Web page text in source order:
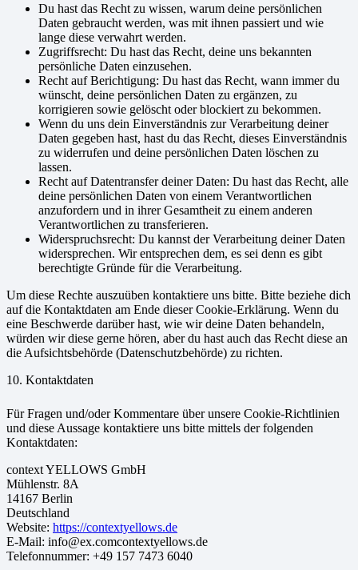
Du hast das Recht zu wissen, warum deine persönlichen
Daten gebraucht werden, was mit ihnen passiert und wie
lange diese verwahrt werden.
Zugriffsrecht: Du hast das Recht, deine uns bekannten
persönliche Daten einzusehen.
Recht auf Berichtigung: Du hast das Recht, wann immer du
wünscht, deine persönlichen Daten zu ergänzen, zu
korrigieren sowie gelöscht oder blockiert zu bekommen.
Wenn du uns dein Einverständnis zur Verarbeitung deiner
Daten gegeben hast, hast du das Recht, dieses Einverständnis
zu widerrufen und deine persönlichen Daten löschen zu
lassen.
Recht auf Datentransfer deiner Daten: Du hast das Recht, alle
deine persönlichen Daten von einem Verantwortlichen
anzufordern und in ihrer Gesamtheit zu einem anderen
Verantwortlichen zu transferieren.
Widerspruchsrecht: Du kannst der Verarbeitung deiner Daten
widersprechen. Wir entsprechen dem, es sei denn es gibt
berechtigte Gründe für die Verarbeitung.
Um diese Rechte auszuüben kontaktiere uns bitte. Bitte beziehe dich
auf die Kontaktdaten am Ende dieser Cookie-Erklärung. Wenn du
eine Beschwerde darüber hast, wie wir deine Daten behandeln,
würden wir diese gerne hören, aber du hast auch das Recht diese an
die Aufsichtsbehörde (Datenschutzbehörde) zu richten.
10. Kontaktdaten
Für Fragen und/oder Kommentare über unsere Cookie-Richtlinien
und diese Aussage kontaktiere uns bitte mittels der folgenden
Kontaktdaten:
context YELLOWS GmbH
Mühlenstr. 8A
14167 Berlin
Deutschland
Website: https://contextyellows.de
E-Mail: info@ex.comcontextyellows.de
Telefonnummer: +49 157 7473 6040